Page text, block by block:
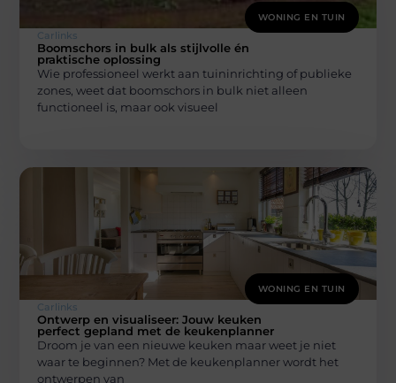
WONING EN TUIN
Carlinks
Boomschors in bulk als stijlvolle én
praktische oplossing
Wie professioneel werkt aan tuininrichting of publieke
zones, weet dat boomschors in bulk niet alleen
functioneel is, maar ook visueel
WONING EN TUIN
Carlinks
Ontwerp en visualiseer: Jouw keuken
perfect gepland met de keukenplanner
Droom je van een nieuwe keuken maar weet je niet
waar te beginnen? Met de keukenplanner wordt het
ontwerpen van